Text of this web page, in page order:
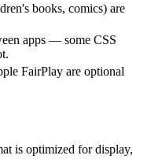
books, comics) are
apps — some CSS
FairPlay are optional
is optimized for display,